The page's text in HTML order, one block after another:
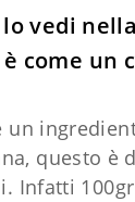
vedi
come un
questo è
Infatti